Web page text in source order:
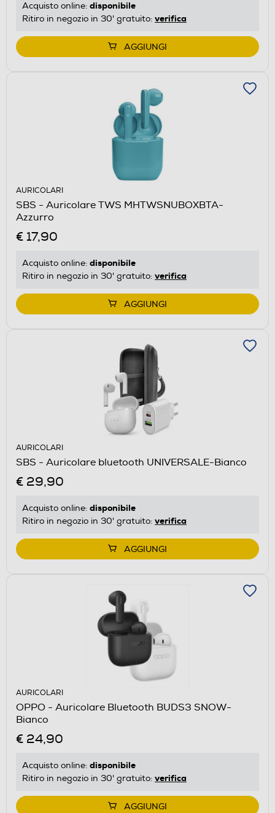
Acquisto online: disponibile
Ritiro in negozio in 30' gratuito: verifica
AGGIUNGI
AURICOLARI
SBS - Auricolare TWS MHTWSNUBOXBTA-
Azzurro
€ 17,90
Acquisto online: disponibile
Ritiro in negozio in 30' gratuito: verifica
AGGIUNGI
AURICOLARI
SBS - Auricolare bluetooth UNIVERSALE-Bianco
€ 29,90
Acquisto online: disponibile
Ritiro in negozio in 30' gratuito: verifica
AGGIUNGI
AURICOLARI
OPPO - Auricolare Bluetooth BUDS3 SNOW-
Bianco
€ 24,90
Acquisto online: disponibile
Ritiro in negozio in 30' gratuito: verifica
AGGIUNGI